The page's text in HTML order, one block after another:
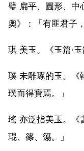
璧 扁平、圓形、中
奧》：「有匪君子
琪 美玉。《玉篇·
璞 未雕琢的玉。《
璞而得寶焉。」
瑤 亦泛指美玉。《
琨、篠、簜。」